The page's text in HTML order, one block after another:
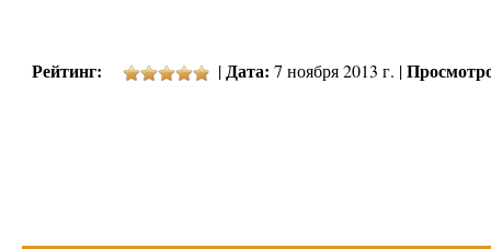
Рейтинг: |Дата: 7 ноября 2013 г. |